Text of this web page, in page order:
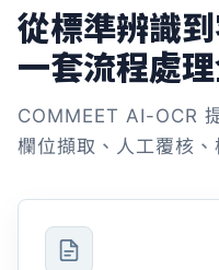
從標準辨識
一套流程處
COMMEET AI-OCR
欄位擷取、人工覆核